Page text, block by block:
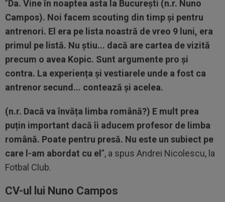
”Da. Vine în noaptea asta la București (n.r. Nuno
Campos). Noi facem scouting din timp și pentru
antrenori. El era pe lista noastră de vreo 9 luni, era
primul pe listă. Nu știu... dacă are cartea de vizită
precum o avea Kopic. Sunt argumente pro și
contra. La experiența și vestiarele unde a fost ca
antrenor secund... contează și acelea.
(n.r. Dacă va învăța limba română?) E mult prea
puțin important dacă îi aducem profesor de limba
română. Poate pentru presă. Nu este un subiect pe
care l-am abordat cu el”, a spus Andrei Nicolescu, la
Fotbal Club.
CV-ul lui Nuno Campos